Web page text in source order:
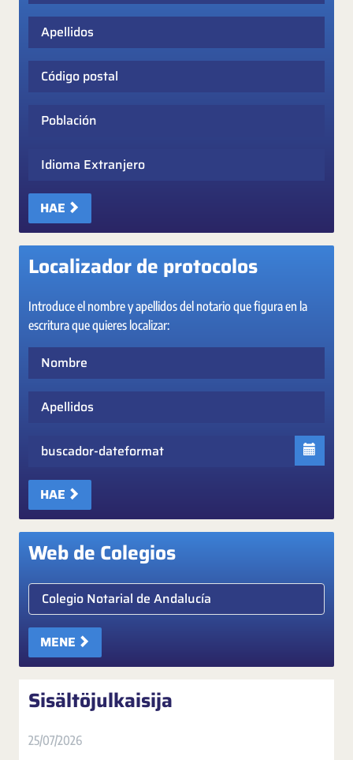
Apellidos
Código postal
Población
Idioma Extranjero
HAE
Localizador de protocolos
Introduce el nombre y apellidos del notario que figura en la
escritura que quieres localizar:
Apellidos
Fecha
HAE
Web de Colegios
Elige colegio notarial
MENE
Sisältöjulkaisija
25/07/2026